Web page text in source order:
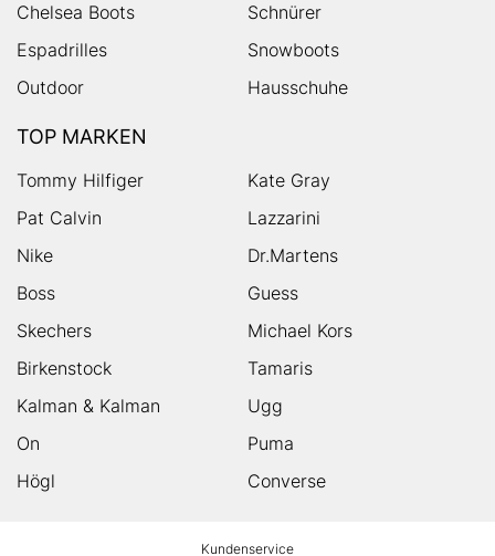
Chelsea Boots
Schnürer
Espadrilles
Snowboots
Outdoor
Hausschuhe
TOP MARKEN
Tommy Hilfiger
Kate Gray
Pat Calvin
Lazzarini
Nike
Dr.Martens
Boss
Guess
Skechers
Michael Kors
Birkenstock
Tamaris
Kalman & Kalman
Ugg
On
Puma
Högl
Converse
Kundenservice